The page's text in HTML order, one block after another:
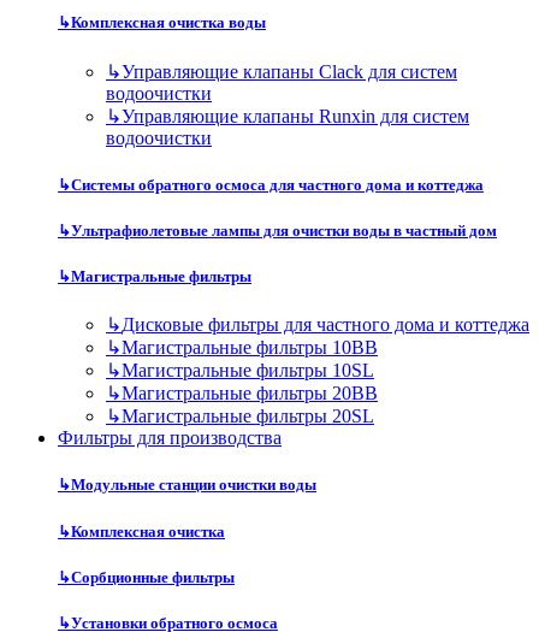
↳Комплексная очистка воды
↳Управляющие клапаны Clack для систем
водоочистки
↳Управляющие клапаны Runxin для систем
водоочистки
↳Системы обратного осмоса для частного дома и коттеджа
↳Ультрафиолетовые лампы для очистки воды в частный дом
↳Магистральные фильтры
↳Дисковые фильтры для частного дома и коттеджа
↳Магистральные фильтры 10BB
↳Магистральные фильтры 10SL
↳Магистральные фильтры 20BB
↳Магистральные фильтры 20SL
Фильтры для производства
↳Модульные станции очистки воды
↳Комплексная очистка
↳Сорбционные фильтры
↳Установки обратного осмоса